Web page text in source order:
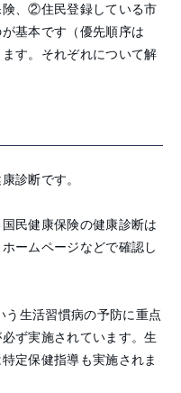
、②住民登録している市
基本です（優先順序は
す。それぞれについて解
診断です。
民健康保険の健康診断は
ームページなどで確認し
生活習慣病の予防に重点
ず実施されています。生
定保健指導も実施されま